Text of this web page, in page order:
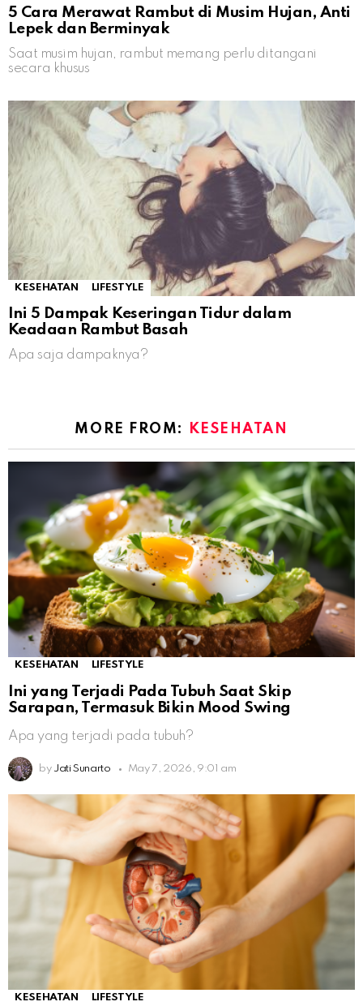
5 Cara Merawat Rambut di Musim Hujan, Anti
Lepek dan Berminyak
Saat musim hujan, rambut memang perlu ditangani
secara khusus
KESEHATAN LIFESTYLE
Ini 5 Dampak Keseringan Tidur dalam
Keadaan Rambut Basah
Apa saja dampaknya?
MORE FROM: KESEHATAN
KESEHATAN LIFESTYLE
Ini yang Terjadi Pada Tubuh Saat Skip
Sarapan, Termasuk Bikin Mood Swing
Apa yang terjadi pada tubuh?
by Jati Sunarto May 7, 2026, 9:01 am
KESEHATAN LIFESTYLE